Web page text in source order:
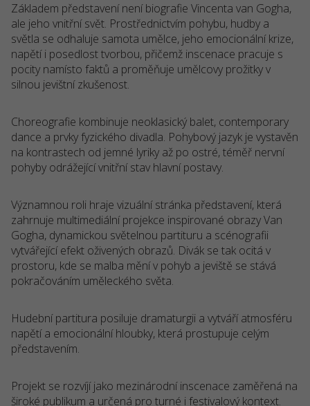
Základem představení není biografie Vincenta van Gogha,
ale jeho vnitřní svět. Prostřednictvím pohybu, hudby a
světla se odhaluje samota umělce, jeho emocionální krize,
napětí i posedlost tvorbou, přičemž inscenace pracuje s
pocity namísto faktů a proměňuje umělcovy prožitky v
silnou jevištní zkušenost.
Choreografie kombinuje neoklasický balet, contemporary
dance a prvky fyzického divadla. Pohybový jazyk je vystavěn
na kontrastech od jemné lyriky až po ostré, téměř nervní
pohyby odrážející vnitřní stav hlavní postavy.
Významnou roli hraje vizuální stránka představení, která
zahrnuje multimediální projekce inspirované obrazy Van
Gogha, dynamickou světelnou partituru a scénografii
vytvářející efekt oživených obrazů. Divák se tak ocitá v
prostoru, kde se malba mění v pohyb a jeviště se stává
pokračováním uměleckého světa.
Hudební partitura posiluje dramaturgii a vytváří atmosféru
napětí a emocionální hloubky, která prostupuje celým
představením.
Projekt se rozvíjí jako mezinárodní inscenace zaměřená na
široké publikum a určená pro turné i festivalový kontext.